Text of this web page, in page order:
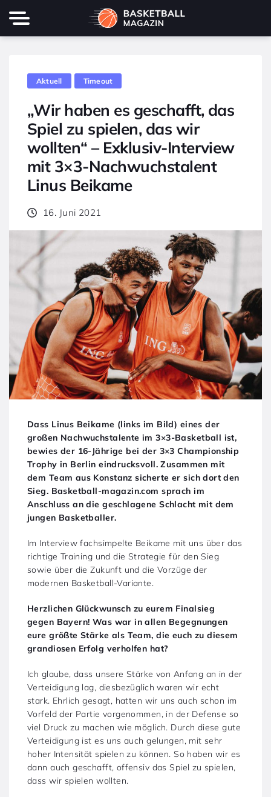
Aktuell Timeout
„Wir haben es geschafft, das
Spiel zu spielen, das wir
wollten“ – Exklusiv-Interview
mit 3×3-Nachwuchstalent
Linus Beikame
16. Juni 2021
Dass Linus Beikame (links im Bild) eines der
großen Nachwuchstalente im 3×3-Basketball ist,
bewies der 16-Jährige bei der 3×3 Championship
Trophy in Berlin eindrucksvoll. Zusammen mit
dem Team aus Konstanz sicherte er sich dort den
Sieg. Basketball-magazin.com sprach im
Anschluss an die geschlagene Schlacht mit dem
jungen Basketballer.
Im Interview fachsimpelte Beikame mit uns über das
richtige Training und die Strategie für den Sieg
sowie über die Zukunft und die Vorzüge der
modernen Basketball-Variante.
Herzlichen Glückwunsch zu eurem Finalsieg
gegen Bayern! Was war in allen Begegnungen
eure größte Stärke als Team, die euch zu diesem
grandiosen Erfolg verholfen hat?
Ich glaube, dass unsere Stärke von Anfang an in der
Verteidigung lag, diesbezüglich waren wir echt
stark. Ehrlich gesagt, hatten wir uns auch schon im
Vorfeld der Partie vorgenommen, in der Defense so
viel Druck zu machen wie möglich. Durch diese gute
Verteidigung ist es uns auch gelungen, mit sehr
hoher Intensität spielen zu können. So haben wir es
dann auch geschafft, offensiv das Spiel zu spielen,
dass wir spielen wollten.